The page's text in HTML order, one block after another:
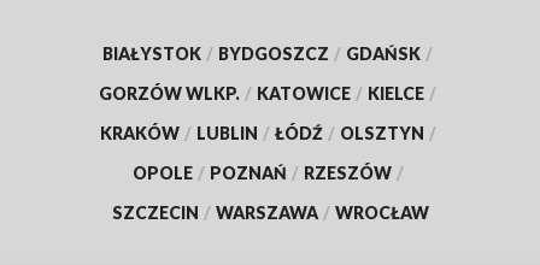
BIAŁYSTOK / BYDGOSZCZ / GDAŃSK /
GORZÓW WLKP. / KATOWICE / KIELCE /
KRAKÓW / LUBLIN / ŁÓDŹ / OLSZTYN /
OPOLE / POZNAŃ / RZESZÓW /
SZCZECIN / WARSZAWA / WROCŁAW